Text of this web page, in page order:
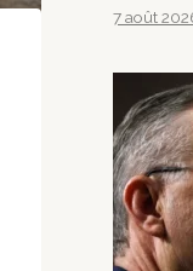
7 août